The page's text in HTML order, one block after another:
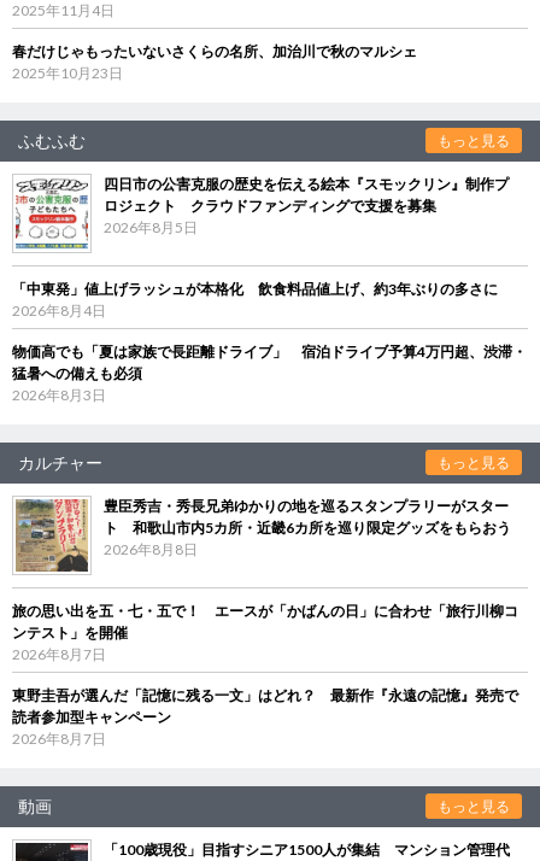
2025年11月4日
春だけじゃもったいないさくらの名所、加治川で秋のマルシェ
2025年10月23日
ふむふむ もっと見る
四日市の公害克服の歴史を伝える絵本『スモックリン』制作プ
ロジェクト クラウドファンディングで支援を募集
2026年8月5日
「中東発」値上げラッシュが本格化 飲食料品値上げ、約3年ぶりの多さに
2026年8月4日
物価高でも「夏は家族で長距離ドライブ」 宿泊ドライブ予算4万円超、渋滞・
猛暑への備えも必須
2026年8月3日
カルチャー もっと見る
豊臣秀吉・秀長兄弟ゆかりの地を巡るスタンプラリーがスター
ト 和歌山市内5カ所・近畿6カ所を巡り限定グッズをもらおう
2026年8月8日
旅の思い出を五・七・五で！ エースが「かばんの日」に合わせ「旅行川柳コ
ンテスト」を開催
2026年8月7日
東野圭吾が選んだ「記憶に残る一文」はどれ？ 最新作『永遠の記憶』発売で
読者参加型キャンペーン
2026年8月7日
動画 もっと見る
「100歳現役」目指すシニア1500人が集結 マンション管理代